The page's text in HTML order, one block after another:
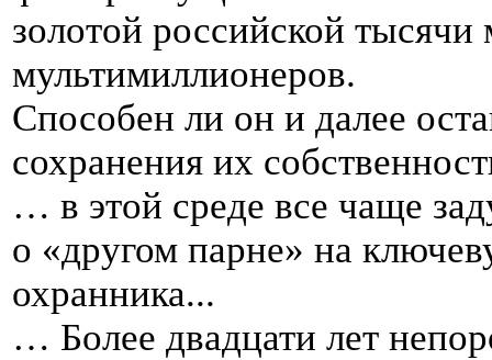
золотой российской
мультимиллионеров.
Способен ли он и далее
сохранения их
… в этой среде все чаще
о «другом парне» на
охранника...
… Более двадцати лет